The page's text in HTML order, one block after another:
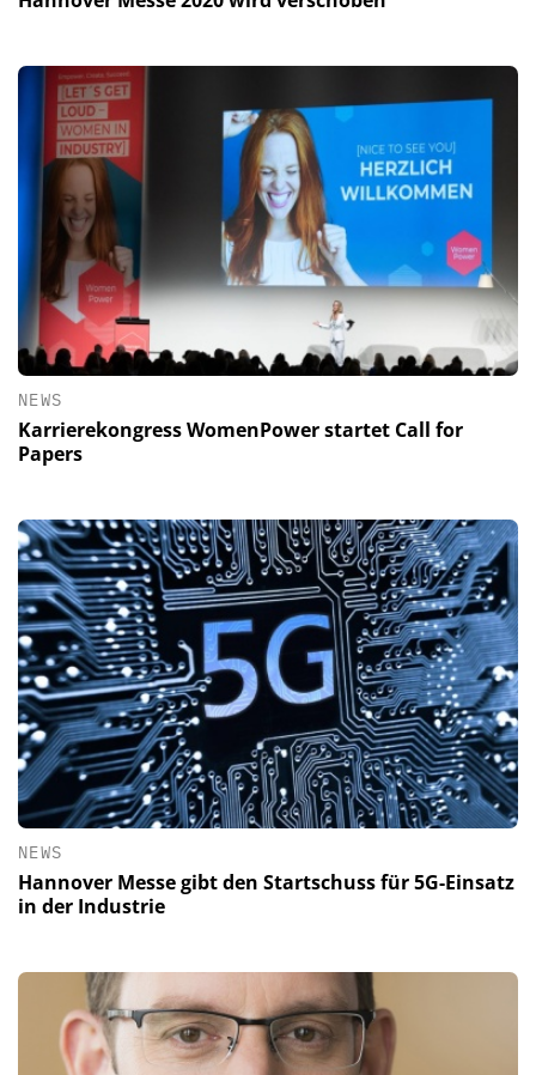
NEWS
Karrierekongress WomenPower startet Call for
Papers
NEWS
Hannover Messe gibt den Startschuss für 5G-Einsatz
in der Industrie